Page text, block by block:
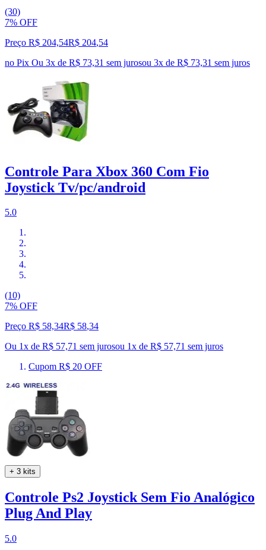
(30)
7% OFF
Preço R$ 204,54R$ 204,54
no Pix Ou 3x de R$ 73,31 sem jurosou 3x de R$ 73,31 sem juros
Controle Para Xbox 360 Com Fio
Joystick Tv/pc/android
5.0
(10)
7% OFF
Preço R$ 58,34R$ 58,34
Ou 1x de R$ 57,71 sem jurosou 1x de R$ 57,71 sem juros
Cupom R$ 20 OFF
+ 3 kits
Controle Ps2 Joystick Sem Fio Analógico
Plug And Play
5.0